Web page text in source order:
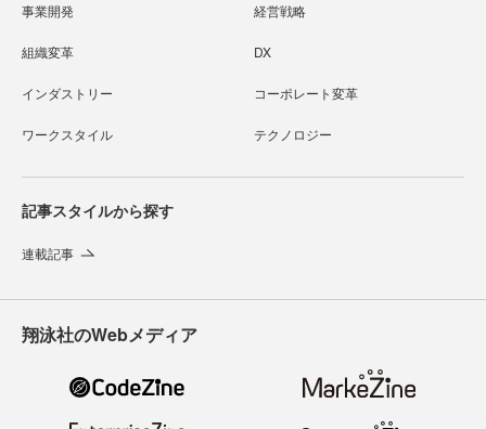
事業開発 経営戦略
組織変革 DX
インダストリー コーポレート変革
ワークスタイル テクノロジー
記事スタイルから探す
連載記事
翔泳社のWebメディア